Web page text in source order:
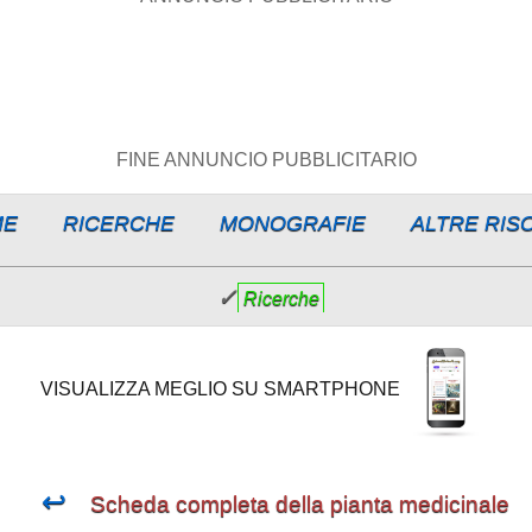
FINE ANNUNCIO PUBBLICITARIO
RICERCHE MONOGRAFIE ALTRE
✓ Ricerche
VISUALIZZA MEGLIO SU SMARTPHONE
↩ Scheda completa della pianta medicinale